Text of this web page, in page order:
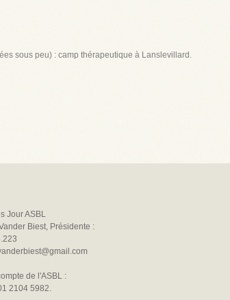
sous peu) : camp thérapeutique à Lanslevillard.
Jour ASBL
Biest, Présidente :
de l'ASBL :
2104 5982.